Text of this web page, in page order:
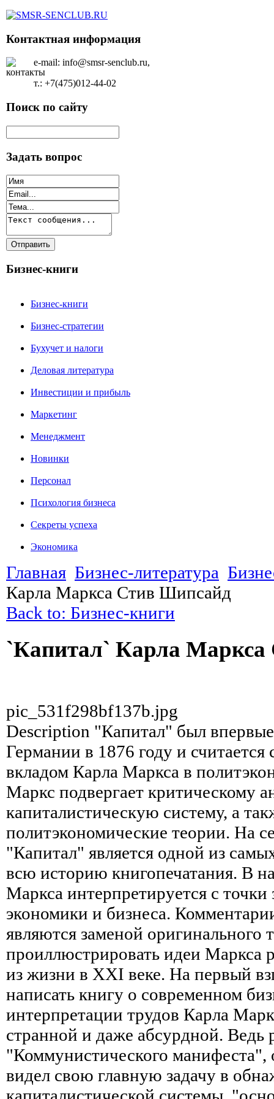
Контактная информация
e-mail: info@smsr-senclub.ru,
т.: +7(475)012-44-02
Поиск по сайту
Задать вопрос
Бизнес-книги
Бизнес-книги
Бизнес-стратегии
Бухучет и налоги
Деловая литература
Инвестиции и прибыль
Маркетинг
Менеджмент
Новинки
Персонал
Психология бизнеса
Секреты успеха
Экономика
Главная Бизнес-литература
Карла Маркса Стив Шипсайд
Back to: Бизнес-книги
`Капитал` Карла
pic_531f298bf137b.jpg
Description "Капитал" был
Германии в 1876 году и
вкладом Карла Маркса в
Маркс подвергает критическому
капиталистическую систему, а
политэкономические теории. На
"Капитал" является одной из
всю историю книгопечатания. В
Маркса интерпретируется с
экономики и бизнеса.
являются заменой оригинального
проиллюстрировать идеи Маркса
из жизни в XXI веке. На первый
написать книгу о современном
интерпретации трудов Карла
странной и даже абсурдной. Ведь
"Коммунистического манифеста",
видел свою главную задачу в